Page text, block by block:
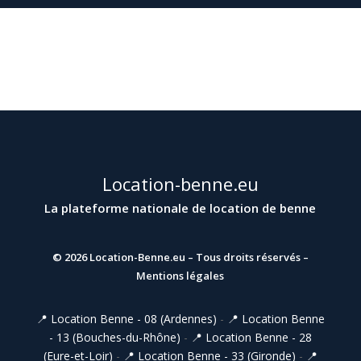
Location-benne.eu
La plateforme nationale de location de benne
© 2026Location-Benne.eu – Tous droits réservés –
Mentions légales
📍 Location Benne - 08 (Ardennes) - 📍 Location Benne
- 13 (Bouches-du-Rhône) - 📍 Location Benne - 28
(Eure-et-Loir) - 📍 Location Benne - 33 (Gironde) - 📍